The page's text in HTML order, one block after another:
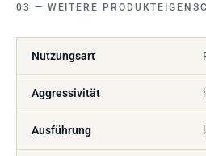
WEITERE
Nutzungsart
Aggressivität
Ausführung